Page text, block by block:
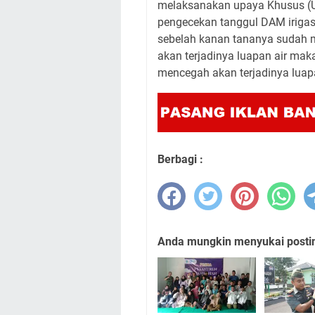
melaksanakan upaya Khusus
pengecekan tanggul DAM
sebelah kanan tananya sudah
akan terjadinya luapan air
mencegah akan terjadinya
Berbagi :
Anda mungkin menyukai